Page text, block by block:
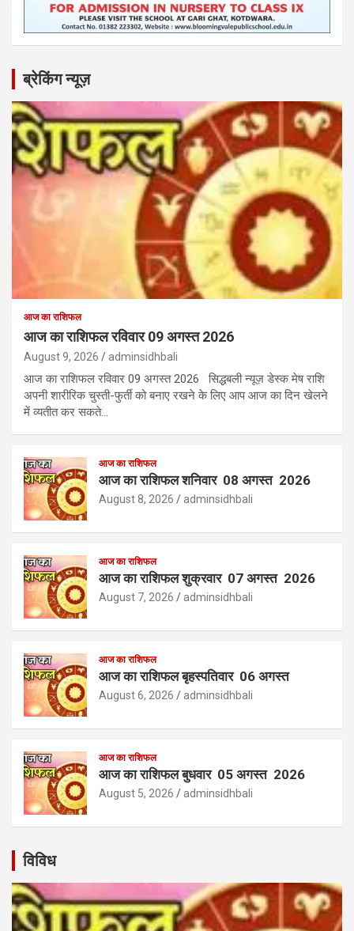
ब्रेकिंग न्यूज़
आज का राशिफल
आज का राशिफल रविवार 09 अगस्त 2026
August 9, 2026 adminsidhbali
आज का राशिफल रविवार 09 अगस्त 2026 सिद्धबली न्यूज़ डेस्क मेष राशि
अपनी शारीरिक चुस्ती-फुर्ती को बनाए रखने के लिए आप आज का दिन खेलने
में व्यतीत कर सकते…
आज का राशिफल
आज का राशिफल शनिवार 08 अगस्त 2026
August 8, 2026 adminsidhbali
आज का राशिफल
आज का राशिफल शुक्रवार 07 अगस्त 2026
August 7, 2026 adminsidhbali
आज का राशिफल
आज का राशिफल बृहस्पतिवार 06 अगस्त
August 6, 2026 adminsidhbali
आज का राशिफल
आज का राशिफल बुधवार 05 अगस्त 2026
August 5, 2026 adminsidhbali
विविध